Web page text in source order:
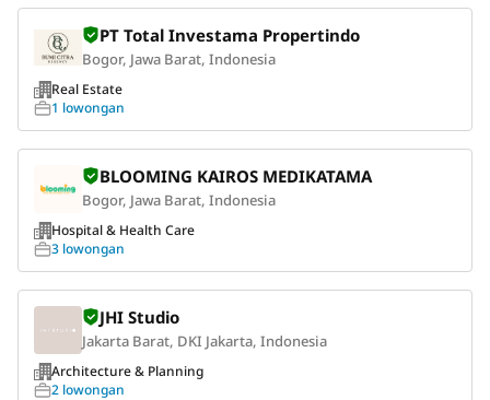
PT Total Investama Propertindo
Bogor, Jawa Barat, Indonesia
Real Estate
1 lowongan
BLOOMING KAIROS MEDIKATAMA
Bogor, Jawa Barat, Indonesia
Hospital & Health Care
3 lowongan
JHI Studio
Jakarta Barat, DKI Jakarta, Indonesia
Architecture & Planning
2 lowongan